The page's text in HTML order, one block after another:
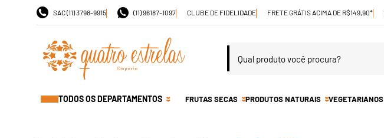
SAC (11) 3798-9915 (11) 96187-1097 CLUBE DE FIDELIDADE FRETE GRÁTIS ACIMA DE R$149,90*
TODOS OS DEPARTAMENTOS FRUTAS SECAS PRODUTOS NATURAIS VEGETARIANOS